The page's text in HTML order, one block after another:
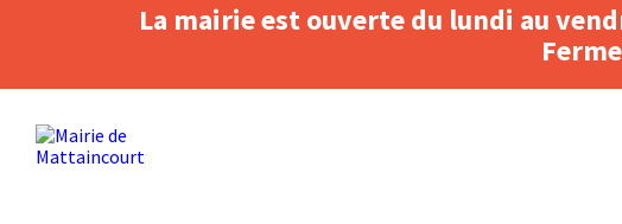
La mairie est ouverte du lundi au
content
sidebar
right
sidebar
footer